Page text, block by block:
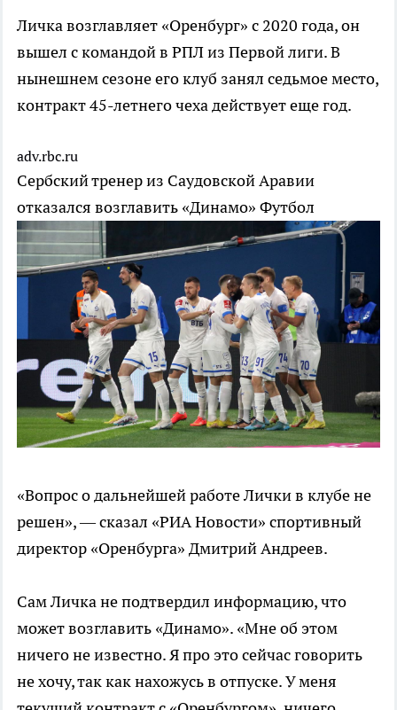
Личка возглавляет «Оренбург» с 2020 года, он
вышел с командой в РПЛ из Первой лиги. В
нынешнем сезоне его клуб занял седьмое место,
контракт 45-летнего чеха действует еще год.
adv.rbc.ru
Сербский тренер из Саудовской Аравии
отказался возглавить «Динамо» Футбол
«Вопрос о дальнейшей работе Лички в клубе не
решен», — сказал «РИА Новости» спортивный
директор «Оренбурга» Дмитрий Андреев.
Сам Личка не подтвердил информацию, что
может возглавить «Динамо». «Мне об этом
ничего не известно. Я про это сейчас говорить
не хочу, так как нахожусь в отпуске. У меня